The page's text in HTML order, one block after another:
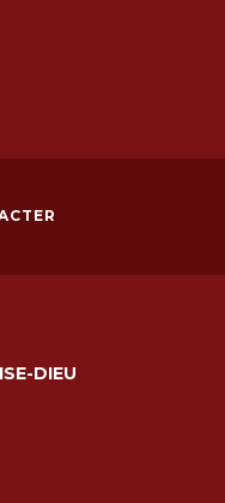
DIEU